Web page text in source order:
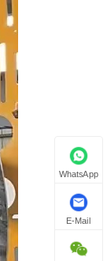
WhatsApp
E-Mail